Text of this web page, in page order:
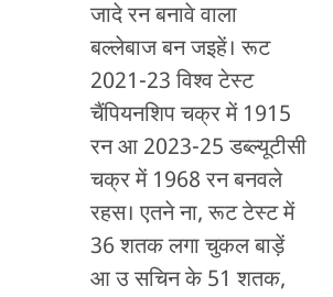
जादे रन बनावे वाला
बल्लेबाज बन जइहें। रूट
2021-23 विश्व टेस्ट
चैंपियनशिप चक्र में 1915
रन आ 2023-25 डब्ल्यूटीसी
चक्र में 1968 रन बनवले
रहस। एतने ना, रूट टेस्ट में
36 शतक लगा चुकल बाड़ें
आ उ सचिन के 51 शतक,